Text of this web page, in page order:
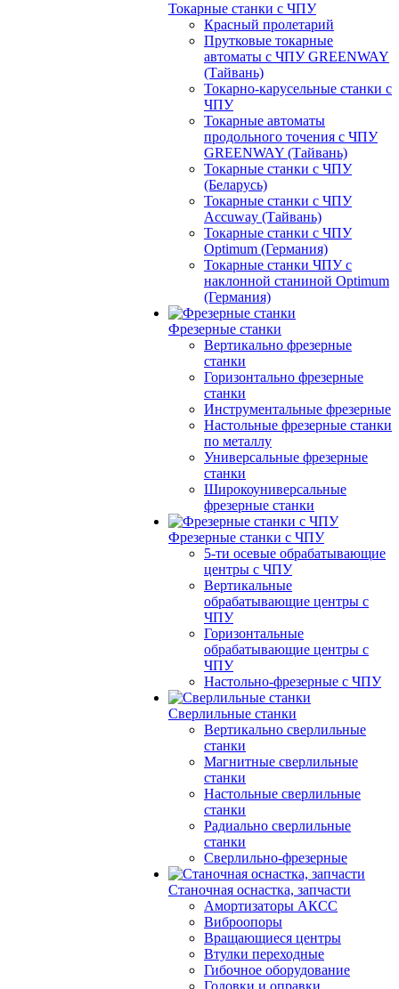
Токарные станки с ЧПУ
Красный пролетарий
Прутковые токарные
автоматы с ЧПУ GREENWAY
(Тайвань)
Токарно-карусельные станки с
ЧПУ
Токарные автоматы
продольного точения с ЧПУ
GREENWAY (Тайвань)
Токарные станки с ЧПУ
(Беларусь)
Токарные станки с ЧПУ
Accuway (Тайвань)
Токарные станки с ЧПУ
Optimum (Германия)
Токарные станки ЧПУ с
наклонной станиной Optimum
(Германия)
Фрезерные станки
Вертикально фрезерные
станки
Горизонтально фрезерные
станки
Инструментальные фрезерные
Настольные фрезерные станки
по металлу
Универсальные фрезерные
станки
Широкоуниверсальные
фрезерные станки
Фрезерные станки с ЧПУ
5-ти осевые обрабатывающие
центры с ЧПУ
Вертикальные
обрабатывающие центры с
ЧПУ
Горизонтальные
обрабатывающие центры с
ЧПУ
Настольно-фрезерные с ЧПУ
Сверлильные станки
Вертикально сверлильные
станки
Магнитные сверлильные
станки
Настольные сверлильные
станки
Радиально сверлильные
станки
Сверлильно-фрезерные
Станочная оснастка, запчасти
Амортизаторы АКСС
Виброопоры
Вращающиеся центры
Втулки переходные
Гибочное оборудование
Головки и оправки